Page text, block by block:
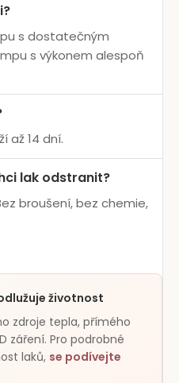
s dostatečným
s výkonem alespoň
až 14 dní.
lak odstranit?
broušení, bez chemie,
životnost
zdroje tepla, přímého
záření. Pro podrobné
laků, se podívejte